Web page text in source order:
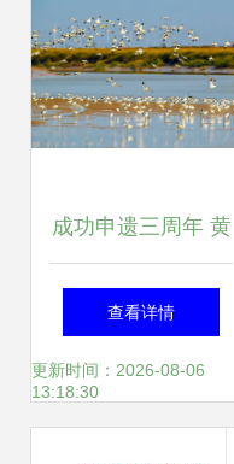
成功申遗三周年 黄
海湿地不负“诗与远
方” 书写美丽中国
查看详情
更新时间：2026-08-06
13:18:30